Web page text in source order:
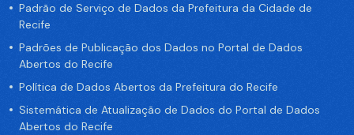
Padrão de Serviço de Dados da Prefeitura da Cidade de
Recife
Padrões de Publicação dos Dados no Portal de Dados
Abertos do Recife
Política de Dados Abertos da Prefeitura do Recife
Sistemática de Atualização de Dados do Portal de Dados
Abertos do Recife